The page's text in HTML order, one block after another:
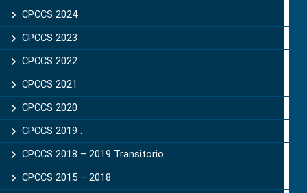
CPCCS 2024
CPCCS 2023
CPCCS 2022
CPCCS 2021
CPCCS 2020
CPCCS 2019 .
CPCCS 2018 – 2019 Transitorio
CPCCS 2015 – 2018